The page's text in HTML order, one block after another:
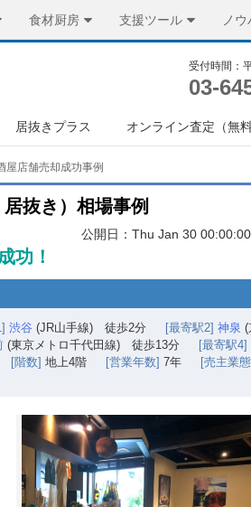
食材厨房 支援ツール ノウ
受付時間：
03-
居抜きプラス オンライン査定（無料
店舗売却成功事例
抜き）相場事例
公開日：Thu Jan 30
功！
渋谷 (JR山手線) 徒歩2分 [最寄駅2] 神泉 (
(東京メトロ千代田線) 徒歩13分 [最寄駅4]
[階数] 地上4階 [営業年数] 7年 [売主業